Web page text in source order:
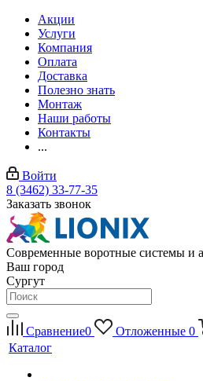
Акции
Услуги
Компания
Оплата
Доставка
Полезно знать
Монтаж
Наши работы
Контакты
...
Войти
8 (3462) 33-77-35
Заказать звонок
Современные воротные системы и
Ваш город
Сургут
Сравнение0 Отложенные 0
Каталог